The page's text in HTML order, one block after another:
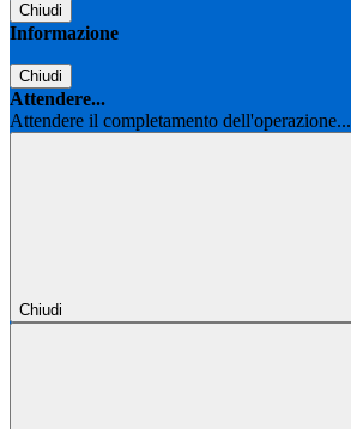
Chiudi
Informazione
Chiudi
Attendere...
Attendere il completamento dell'operazione...
Chiudi